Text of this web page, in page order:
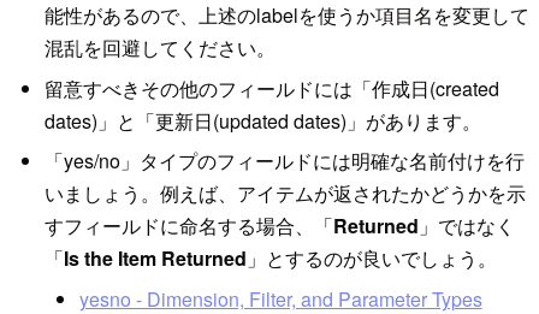
能性があるので、上述のlabelを使うか項目名を変更して
混乱を回避してください。
留意すべきその他のフィールドには「作成日(created
dates)」と「更新日(updated dates)」があります。
「yes/no」タイプのフィールドには明確な名前付けを行
いましょう。例えば、アイテムが返されたかどうかを示
すフィールドに命名する場合、「Returned 」ではなく
「Is the Item Returned 」とするのが良いでしょう。
yesno - Dimension, Filter, and Parameter Types